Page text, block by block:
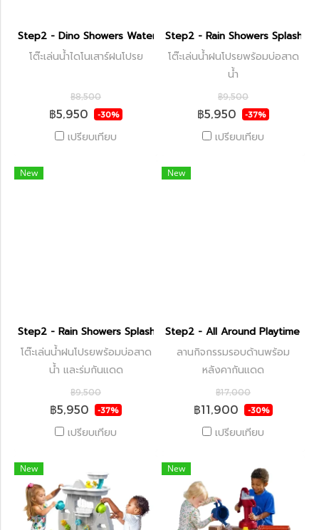
Step2 - Dino Showers Water Table
โต๊ะเล่นน้ำไดโนเสาร์ฝนโปรย
฿8,500
฿5,950 -30%
เปรียบเทียบ
Step2 - Rain Showers Splash
โต๊ะเล่นน้ำฝนโปรยพร้อมบ่อสาด
น้ำ
฿9,500
฿5,950 -37%
เปรียบเทียบ
New
Step2 - Rain Showers Splash Pond Water Table with Umbrella
โต๊ะเล่นน้ำฝนโปรยพร้อมบ่อสาด
น้ำ และร่มกันแดด
฿9,500
฿5,950 -37%
เปรียบเทียบ
New
Step2 - All Around Playtime
ลานกิจกรรมรอบด้านพร้อม
หลังคากันแดด
฿17,000
฿11,900 -30%
เปรียบเทียบ
New New